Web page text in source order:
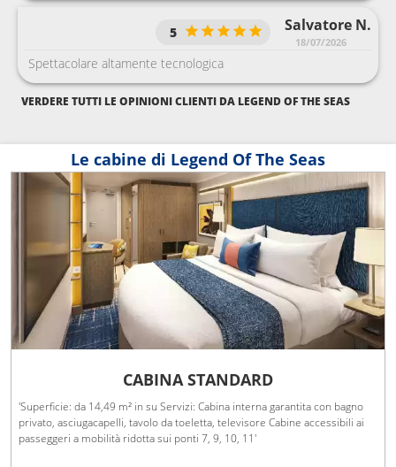
Salvatore N.
18/07/2026
5
Spettacolare altamente tecnologica
VERDERE TUTTI LE OPINIONI CLIENTI DA LEGEND OF THE SEAS
Le cabine di Legend Of The Seas
CABINA STANDARD
'Superficie: da 14,49 m² in su Servizi: Cabina interna garantita con bagno
privato, asciugacapelli, tavolo da toeletta, televisore Cabine accessibili ai
passeggeri a mobilità ridotta sui ponti 7, 9, 10, 11'